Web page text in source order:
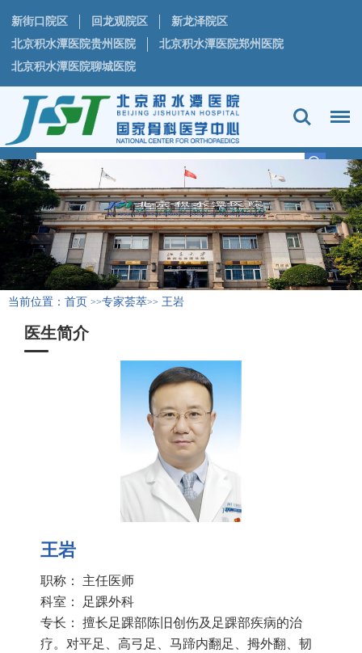
新街口院区 回龙观院区
新龙泽院区
北京积水潭医院贵州医院
北京积水潭医院郑州医院
北京积水潭医院聊城医院
当前位置： 首页 >>专家荟萃>> 王岩
医生简介
王岩
职称： 主任医师
科室：
足踝外科
专长： 擅长足踝部陈旧创伤及足踝部疾病的治
疗。对平足、高弓足、马蹄内翻足、拇外翻、韧